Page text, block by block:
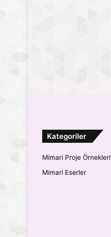
Kategoriler
Mimari Proje Örnekleri
Mimari Eserler